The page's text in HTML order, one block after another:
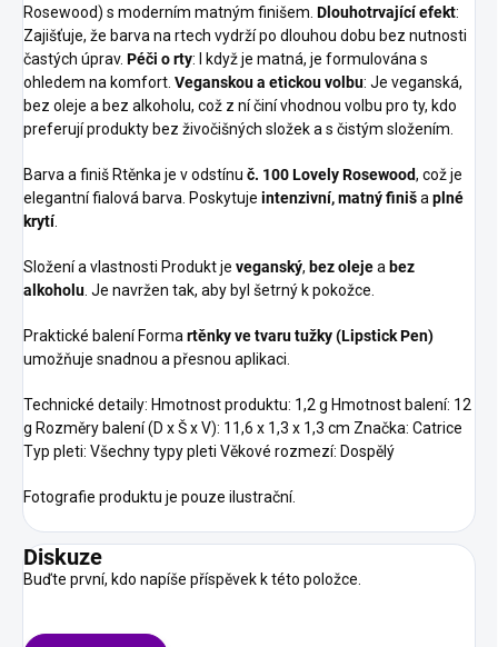
Rosewood) s moderním matným finišem. Dlouhotrvající efekt:
Zajišťuje, že barva na rtech vydrží po dlouhou dobu bez nutnosti
častých úprav. Péči o rty: I když je matná, je formulována s
ohledem na komfort. Veganskou a etickou volbu: Je veganská,
bez oleje a bez alkoholu, což z ní činí vhodnou volbu pro ty, kdo
preferují produkty bez živočišných složek a s čistým složením.
Barva a finiš Rtěnka je v odstínu č. 100 Lovely Rosewood, což je
elegantní fialová barva. Poskytuje intenzivní, matný finišaplné
krytí.
Složení a vlastnosti Produkt je veganský, bez olejea bez
alkoholu. Je navržen tak, aby byl šetrný k pokožce.
Praktické balení Formartěnky ve tvaru tužky (Lipstick Pen)
umožňuje snadnou a přesnou aplikaci.
Technické detaily: Hmotnost produktu: 1,2 g Hmotnost balení: 12
g Rozměry balení (D x Š x V): 11,6 x 1,3 x 1,3 cm Značka: Catrice
Typ pleti: Všechny typy pleti Věkové rozmezí: Dospělý
Fotografie produktu je pouze ilustrační.
Diskuze
Buďte první, kdo napíše příspěvek k této položce.